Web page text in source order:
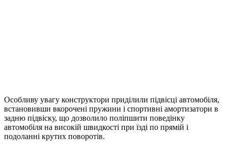
Особливу увагу конструктори приділили підвісці автомобіля,
встановивши вкорочені пружини і спортивні амортизатори в
задню підвіску, що дозволило поліпшити поведінку
автомобіля на високій швидкості при їзді по прямій і
подоланні крутих поворотів.